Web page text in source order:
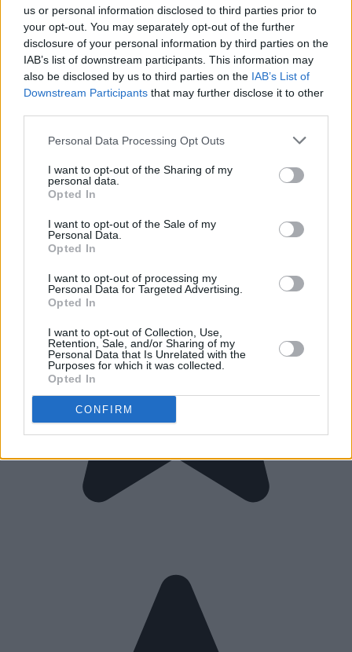
us or personal information disclosed to third parties prior to
your opt-out. You may separately opt-out of the further
disclosure of your personal information by third parties on the
IAB’s list of downstream participants. This information may
also be disclosed by us to third parties on the IAB’s List of
Downstream Participants that may further disclose it to other
Personal Data Processing Opt Outs
I want to opt-out of the Sharing of my
personal data.
Opted In
I want to opt-out of the Sale of my
Personal Data.
Opted In
I want to opt-out of processing my
Personal Data for Targeted Advertising.
Opted In
I want to opt-out of Collection, Use,
Retention, Sale, and/or Sharing of my
Personal Data that Is Unrelated with the
Purposes for which it was collected.
Opted In
CONFIRM